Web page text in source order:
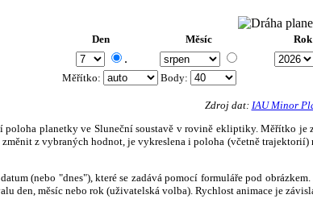
Den Měsíc Rok
.
Měřítko: Body:
Zdroj dat: IAU Minor
poloha planetky ve Sluneční soustavě v rovině ekliptiky. Měřítko
z vybraných hodnot, je vykreslena i poloha (včetně
(nebo "dnes"), které se zadává pomocí formuláře pod
den, měsíc nebo rok (uživatelská volba). Rychlost animace je